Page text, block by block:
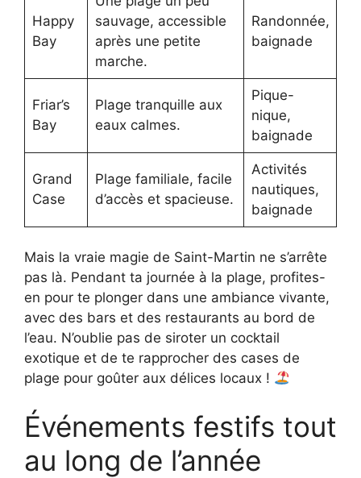
Happy
Bay
sauvage, accessible
après une petite
marche.
Randonnée,
baignade
Friar’s
Bay
Plage tranquille aux
eaux calmes.
Pique-
nique,
baignade
Grand
Case
Plage familiale, facile
d’accès et spacieuse.
Activités
nautiques,
baignade
Mais la vraie magie de Saint-Martin ne s’arrête
pas là. Pendant ta journée à la plage, profites-
en pour te plonger dans une ambiance vivante,
avec des bars et des restaurants au bord de
l’eau. N’oublie pas de siroter un cocktail
exotique et de te rapprocher des cases de
plage pour goûter aux délices locaux !
Événements festifs tout
au long de l’année